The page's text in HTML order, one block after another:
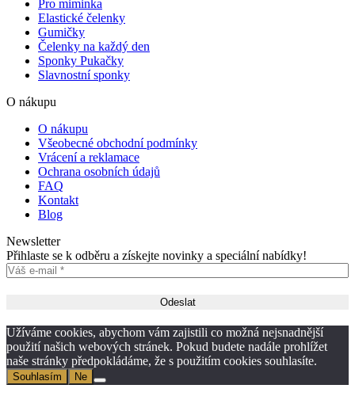
Pro miminka
Elastické čelenky
Gumičky
Čelenky na každý den
Sponky Pukačky
Slavnostní sponky
O nákupu
O nákupu
Všeobecné obchodní podmínky
Vrácení a reklamace
Ochrana osobních údajů
FAQ
Kontakt
Blog
Newsletter
Přihlaste se k odběru a získejte novinky a speciální nabídky!
Užíváme cookies, abychom vám zajistili co možná nejsnadnější
použití našich webových stránek. Pokud budete nadále prohlížet
naše stránky předpokládáme, že s použitím cookies souhlasíte.
Souhlasím Ne